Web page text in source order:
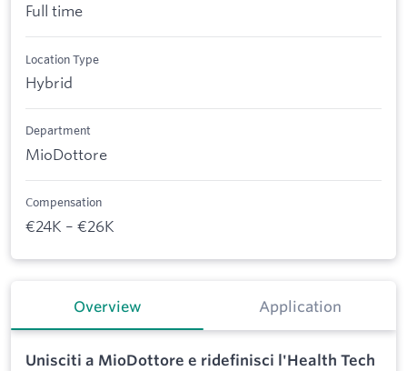
Full time
Location Type
Hybrid
Department
MioDottore
Compensation
€24K – €26K
Overview Application
Unisciti a MioDottore e ridefinisci l'Health Tech